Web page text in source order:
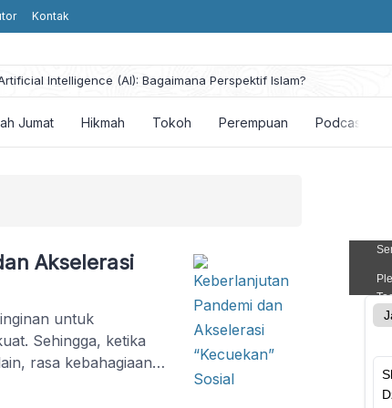
Kontak
Intelligence (AI): Bagaimana Perspektif Islam?
Jumat Hikmah Tokoh Perempuan Podcast
Akselerasi
untuk
Sehingga, ketika
rasa kebahagiaan